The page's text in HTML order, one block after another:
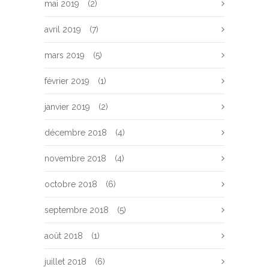
mai 2019 (2)
avril 2019 (7)
mars 2019 (5)
février 2019 (1)
janvier 2019 (2)
décembre 2018 (4)
novembre 2018 (4)
octobre 2018 (6)
septembre 2018 (5)
août 2018 (1)
juillet 2018 (6)